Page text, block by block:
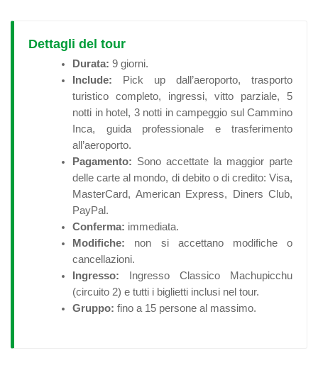
Dettagli del tour
Durata: 9 giorni.
Include: Pick up dall’aeroporto, trasporto
turistico completo, ingressi, vitto parziale, 5
notti in hotel, 3 notti in campeggio sul Cammino
Inca, guida professionale e trasferimento
all’aeroporto.
Pagamento: Sono accettate la maggior parte
delle carte al mondo, di debito o di credito: Visa,
MasterCard, American Express, Diners Club,
PayPal.
Conferma: immediata.
Modifiche: non si accettano modifiche o
cancellazioni.
Ingresso: Ingresso Classico Machupicchu
(circuito 2) e tutti i biglietti inclusi nel tour.
Gruppo: fino a 15 persone al massimo.